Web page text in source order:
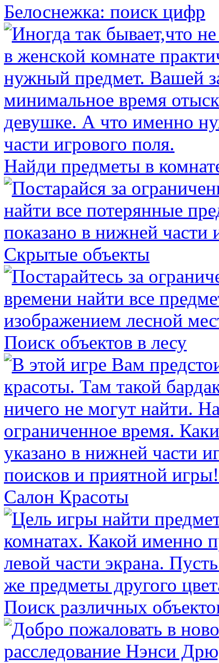
Белоснежка: поиск цифр
Найди предметы в
Скрытые объекты
Поиск объектов в лесу
Салон Красоты
Поиск различных